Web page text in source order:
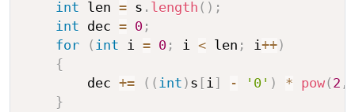
int len = s . length ( ) ;
int dec = 0;
for
( int i = 0; i < len ; i ++)
{
        dec
+= ( ( int ) s [ i ] - '0' ) * pow( 2 ,
}